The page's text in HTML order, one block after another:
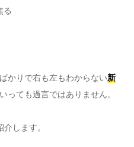
る
かりで右も左もわからない新
っても過言ではありません。
します。